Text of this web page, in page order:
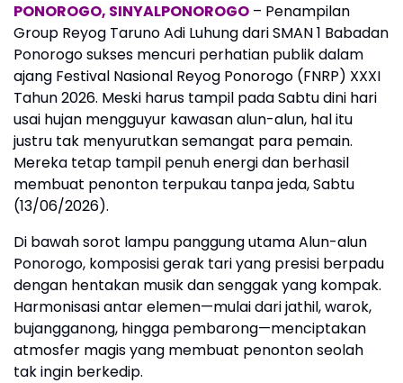
PONOROGO, SINYALPONOROGO – Penampilan
Group Reyog Taruno Adi Luhung dari SMAN 1 Babadan
Ponorogo sukses mencuri perhatian publik dalam
ajang Festival Nasional Reyog Ponorogo (FNRP) XXXI
Tahun 2026. Meski harus tampil pada Sabtu dini hari
usai hujan mengguyur kawasan alun-alun, hal itu
justru tak menyurutkan semangat para pemain.
Mereka tetap tampil penuh energi dan berhasil
membuat penonton terpukau tanpa jeda, Sabtu
(13/06/2026).
Di bawah sorot lampu panggung utama Alun-alun
Ponorogo, komposisi gerak tari yang presisi berpadu
dengan hentakan musik dan senggak yang kompak.
Harmonisasi antar elemen—mulai dari jathil, warok,
bujangganong, hingga pembarong—menciptakan
atmosfer magis yang membuat penonton seolah
tak ingin berkedip.